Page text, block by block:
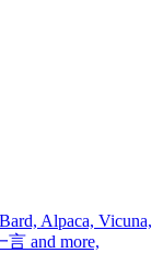
Alpaca, Vicuna,
and more,